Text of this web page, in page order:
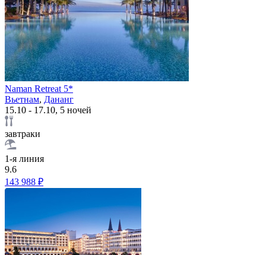
Naman Retreat 5*
Вьетнам, Дананг
15.10 - 17.10, 5 ночей
завтраки
1-я линия
9.6
143 988 ₽